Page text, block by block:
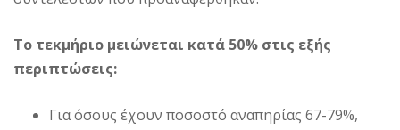
Το τεκμήριο μειώνεται κατά 50% στις εξής
περιπτώσεις:
Για όσους έχουν ποσοστό αναπηρίας 67-79%,